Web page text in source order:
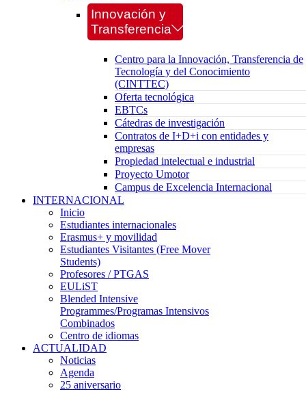
Innovación y
Transferencia
Centro para la Innovación, Transferencia de
Tecnología y del Conocimiento
(CINTTEC)
Oferta tecnológica
EBTCs
Cátedras de investigación
Contratos de I+D+i con entidades y
empresas
Propiedad intelectual e industrial
Proyecto Umotor
Campus de Excelencia Internacional
INTERNACIONAL
Inicio
Estudiantes internacionales
Erasmus+ y movilidad
Estudiantes Visitantes (Free Mover
Students)
Profesores / PTGAS
EULiST
Blended Intensive
Programmes/Programas Intensivos
Combinados
Centro de idiomas
ACTUALIDAD
Noticias
Agenda
25 aniversario